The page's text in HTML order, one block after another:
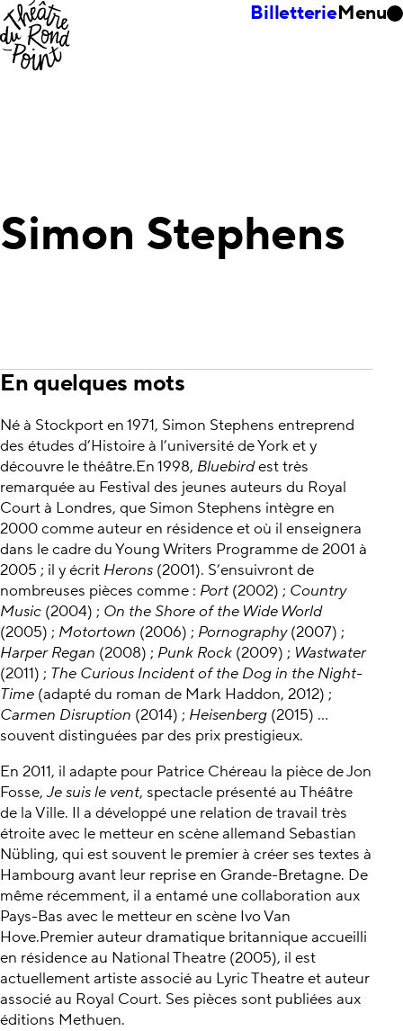
BilletterieMenu
Simon Stephens
En quelques mots
Né à Stockport en 1971, Simon Stephens entreprend
des études d’Histoire à l’université de York et y
découvre le théâtre.En 1998, Bluebirdest très
remarquée au Festival des jeunes auteurs du Royal
Court à Londres, que Simon Stephens intègre en
2000 comme auteur en résidence et où il enseignera
dans le cadre du Young Writers Programme de 2001 à
2005 ; il y écrit Herons (2001). S’ensuivront de
nombreuses pièces comme : Port (2002) ; Country
Music (2004) ; On the Shore of the Wide World
(2005) ; Motortown (2006) ; Pornography(2007) ;
Harper Regan (2008) ; Punk Rock (2009) ; Wastwater
(2011) ; The Curious Incident of the Dog in the Night-
Time (adapté du roman de Mark Haddon, 2012) ;
Carmen Disruption (2014) ; Heisenberg (2015) …
souvent distinguées par des prix prestigieux.
En 2011, il adapte pour Patrice Chéreau la pièce de Jon
Fosse,Je suis le vent, spectacle présenté au Théâtre
de la Ville. Il a développé une relation de travail très
étroite avec le metteur en scène allemand Sebastian
Nübling, qui est souvent le premier à créer ses textes à
Hambourg avant leur reprise en Grande-Bretagne. De
même récemment, il a entamé une collaboration aux
Pays-Bas avec le metteur en scène Ivo Van
Hove.Premier auteur dramatique britannique accueilli
en résidence au National Theatre (2005), il est
actuellement artiste associé au Lyric Theatre et auteur
associé au Royal Court. Ses pièces sont publiées aux
éditions Methuen.